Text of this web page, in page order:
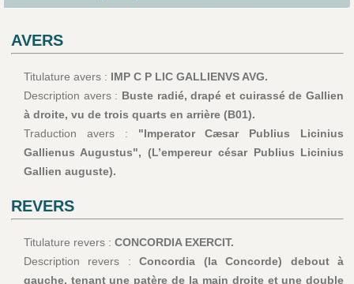
AVERS
Titulature avers : IMP C P LIC GALLIENVS AVG.
Description avers : Buste radié, drapé et cuirassé de Gallien
à droite, vu de trois quarts en arrière (B01).
Traduction avers : "Imperator Cæsar Publius Licinius
Gallienus Augustus", (L’empereur césar Publius Licinius
Gallien auguste).
REVERS
Titulature revers : CONCORDIA EXERCIT.
Description revers :Concordia (la Concorde) debout à
gauche, tenant une patère de la main droite et une double